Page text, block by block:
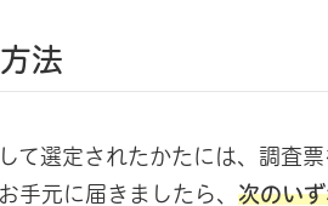
法
て選定されたかたには、調査
手元に届きましたら、 次のい